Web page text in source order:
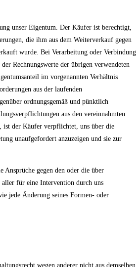
unser Eigentum. Der Käufer ist berechtigt,
die ihm aus dem Weiterverkauf gegen
wurde. Bei Verarbeitung oder Verbindung
Rechnungswerte der übrigen verwendeten
im vorgenannten Verhältnis
aus der laufenden
ordnungsgemäß und pünktlich
aus den vereinnahmten
ist der Käufer verpflichtet, uns über die
unaufgefordert anzuzeigen und sie zur
gegen den oder die über
aller für eine Intervention durch uns
jede Änderung seines Formen- oder
wegen anderer nicht aus demselben